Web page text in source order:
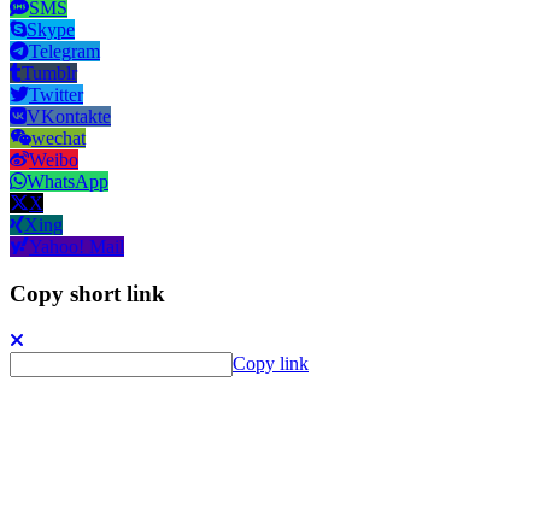
SMS
Skype
Telegram
Tumblr
Twitter
VKontakte
wechat
Weibo
WhatsApp
X
Xing
Yahoo! Mail
Copy short link
Copy link